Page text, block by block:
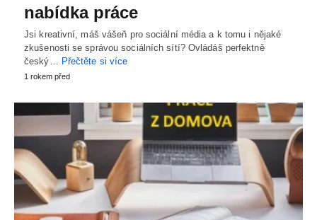
nabídka práce
Jsi kreativní, máš vášeň pro sociální média a k tomu i nějaké
zkušenosti se správou sociálních sítí? Ovládáš perfektně
český… Přečtěte si více
1 rokem před